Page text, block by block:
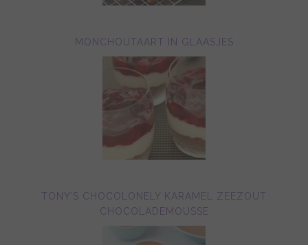
MONCHOUTAART IN GLAASJES
TONY’S CHOCOLONELY KARAMEL ZEEZOUT
CHOCOLADEMOUSSE